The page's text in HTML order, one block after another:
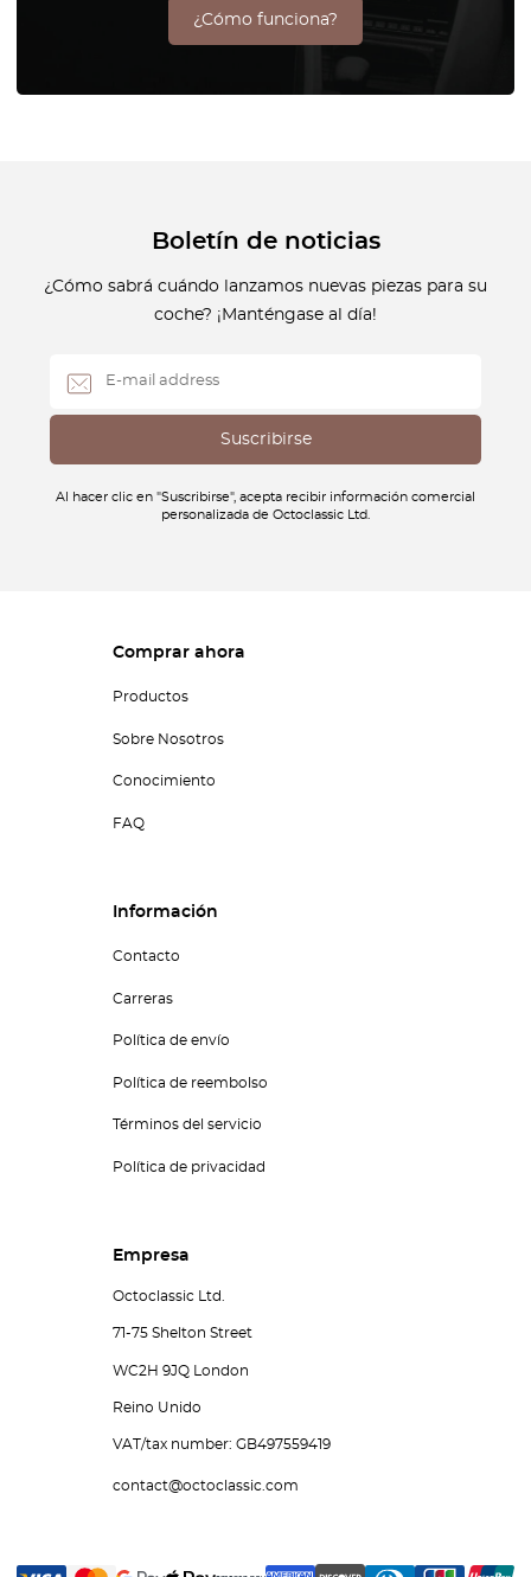
¿Cómo funciona?
Boletín de noticias
¿Cómo sabrá cuándo lanzamos nuevas piezas para su
coche? ¡Manténgase al día!
Al hacer clic en "Suscribirse", acepta recibir información comercial
personalizada de Octoclassic Ltd.
Comprar ahora
Productos
Sobre Nosotros
Conocimiento
FAQ
Información
Contacto
Carreras
Política de envío
Política de reembolso
Términos del servicio
Política de privacidad
Empresa
Octoclassic Ltd.
71-75 Shelton Street
WC2H 9JQ London
Reino Unido
VAT/tax number: GB497559419
contact@octoclassic.com